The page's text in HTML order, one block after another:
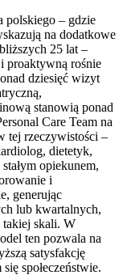
polskiego – gdzie
na dodatkowe
25 lat –
proaktywną rośnie
dziesięć wizyt
stanowią ponad
Care Team na
tej rzeczywistości –
dietetyk,
opiekunem,
i
generując
lub kwartalnych,
takiej skali. W
ten pozwala na
satysfakcję
społeczeństwie.